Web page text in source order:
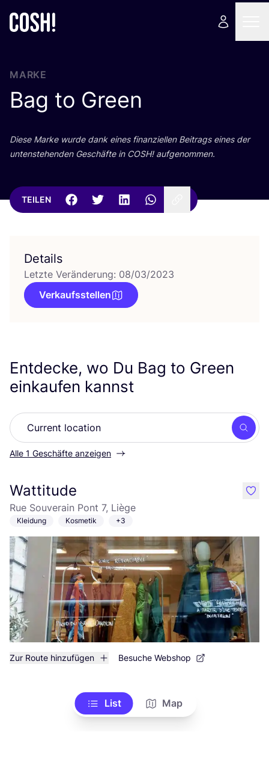
MARKE
Bag to Green
Die­se Mar­ke wur­de dank eines finan­zi­el­len Bei­trags eines der
unten­ste­hen­den Geschäf­te in COSH! aufgenommen.
TEILEN
Details
Letzte Veränderung: 08/03/2023
Verkaufsstellen
Entdecke, wo Du Bag to Green
einkaufen kannst
Alle 1 Geschäfte anzeigen
Wattitude
Rue Souverain Pont 7, Liège
Kleidung Kosmetik +3
Zur Route hinzufügen Besuche Webshop
like
List Map